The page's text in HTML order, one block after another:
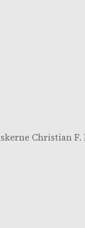
Christian F.